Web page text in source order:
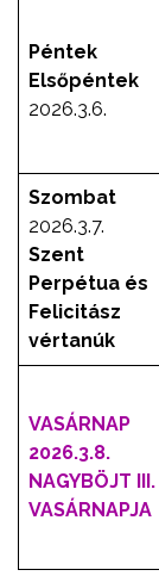
Péntek
Elsőpéntek
2026.3.6.
Szombat
2026.3.7.
Szent
Perpétua és
Felicitász
vértanúk
VASÁRNAP
2026.3.8.
NAGYBÖJT III.
VASÁRNAPJA